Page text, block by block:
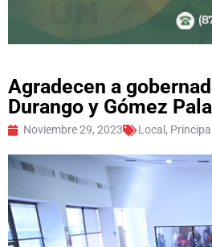
Agradecen a
Durango y Gómez
Noviembre 29, 2023 Local , Principal